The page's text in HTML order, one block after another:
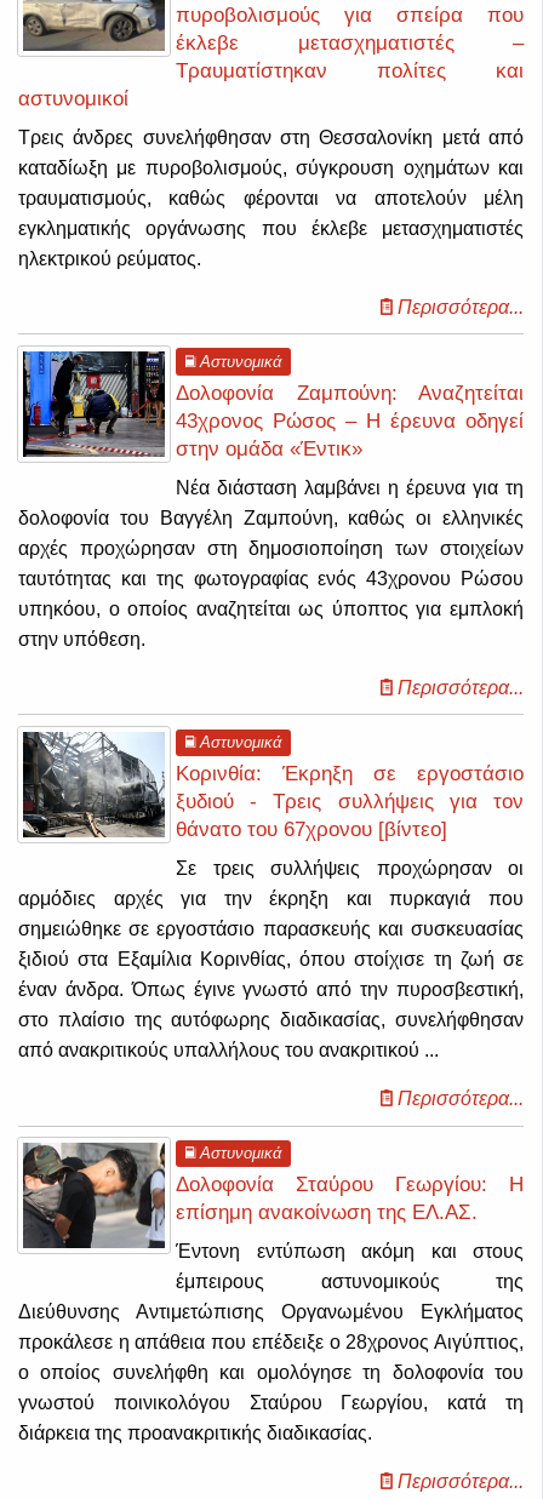
πυροβολισμούς για σπείρα που
έκλεβε μετασχηματιστές –
Τραυματίστηκαν πολίτες και
αστυνομικοί
Τρεις άνδρες συνελήφθησαν στη Θεσσαλονίκη μετά από
καταδίωξη με πυροβολισμούς, σύγκρουση οχημάτων και
τραυματισμούς, καθώς φέρονται να αποτελούν μέλη
εγκληματικής οργάνωσης που έκλεβε μετασχηματιστές
ηλεκτρικού ρεύματος.
Περισσότερα...
Αστυνομικά
Δολοφονία Ζαμπούνη: Αναζητείται
43χρονος Ρώσος – Η έρευνα οδηγεί
στην ομάδα «Έντικ»
Νέα διάσταση λαμβάνει η έρευνα για τη
δολοφονία του Βαγγέλη Ζαμπούνη, καθώς οι ελληνικές
αρχές προχώρησαν στη δημοσιοποίηση των στοιχείων
ταυτότητας και της φωτογραφίας ενός 43χρονου Ρώσου
υπηκόου, ο οποίος αναζητείται ως ύποπτος για εμπλοκή
στην υπόθεση.
Περισσότερα...
Αστυνομικά
Κορινθία: Έκρηξη σε εργοστάσιο
ξυδιού - Τρεις συλλήψεις για τον
θάνατο του 67χρονου [βίντεο]
Σε τρεις συλλήψεις προχώρησαν οι
αρμόδιες αρχές για την έκρηξη και πυρκαγιά που
σημειώθηκε σε εργοστάσιο παρασκευής και συσκευασίας
ξιδιού στα Εξαμίλια Κορινθίας, όπου στοίχισε τη ζωή σε
έναν άνδρα. Όπως έγινε γνωστό από την πυροσβεστική,
στο πλαίσιο της αυτόφωρης διαδικασίας, συνελήφθησαν
από ανακριτικούς υπαλλήλους του ανακριτικού ...
Περισσότερα...
Αστυνομικά
Δολοφονία Σταύρου Γεωργίου: Η
επίσημη ανακοίνωση της ΕΛ.ΑΣ.
Έντονη εντύπωση ακόμη και στους
έμπειρους αστυνομικούς της
Διεύθυνσης Αντιμετώπισης Οργανωμένου Εγκλήματος
προκάλεσε η απάθεια που επέδειξε ο 28χρονος Αιγύπτιος,
ο οποίος συνελήφθη και ομολόγησε τη δολοφονία του
γνωστού ποινικολόγου Σταύρου Γεωργίου, κατά τη
διάρκεια της προανακριτικής διαδικασίας.
Περισσότερα...